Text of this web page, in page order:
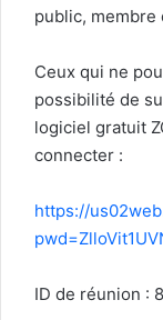
public, membre
Ceux qui ne
possibilité de
logiciel gratuit
connecter :
https://
ID de réunion :